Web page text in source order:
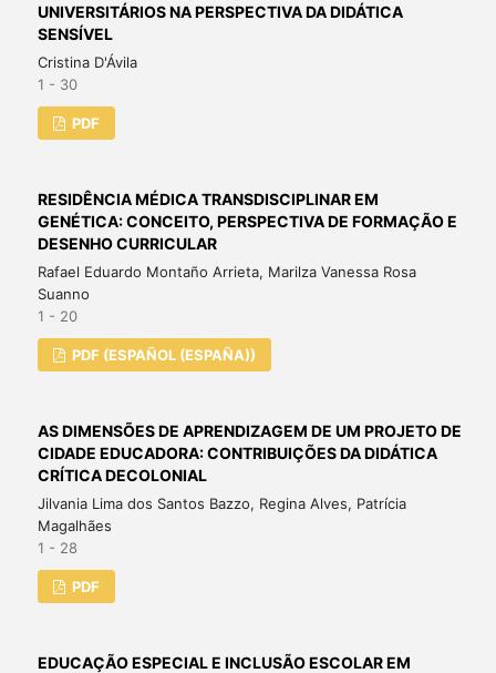
UNIVERSITÁRIOS NA PERSPECTIVA DA DIDÁTICA
SENSÍVEL
Cristina D'Ávila
1 - 30
PDF
RESIDÊNCIA MÉDICA TRANSDISCIPLINAR EM
GENÉTICA: CONCEITO, PERSPECTIVA DE FORMAÇÃO E
DESENHO CURRICULAR
Rafael Eduardo Montaño Arrieta, Marilza Vanessa Rosa
Suanno
1 - 20
PDF (ESPAÑOL (ESPAÑA))
AS DIMENSÕES DE APRENDIZAGEM DE UM PROJETO DE
CIDADE EDUCADORA: CONTRIBUIÇÕES DA DIDÁTICA
CRÍTICA DECOLONIAL
Jilvania Lima dos Santos Bazzo, Regina Alves, Patrícia
Magalhães
1 - 28
PDF
EDUCAÇÃO ESPECIAL E INCLUSÃO ESCOLAR EM